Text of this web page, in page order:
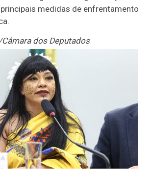
medidas de enfrentamento
dos Deputados